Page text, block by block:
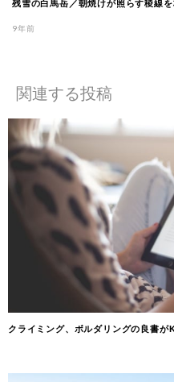
残雪の白馬岳／朝焼けが照らす稜線
9年前
関連する投稿
クライミング、ボルダリングの良書